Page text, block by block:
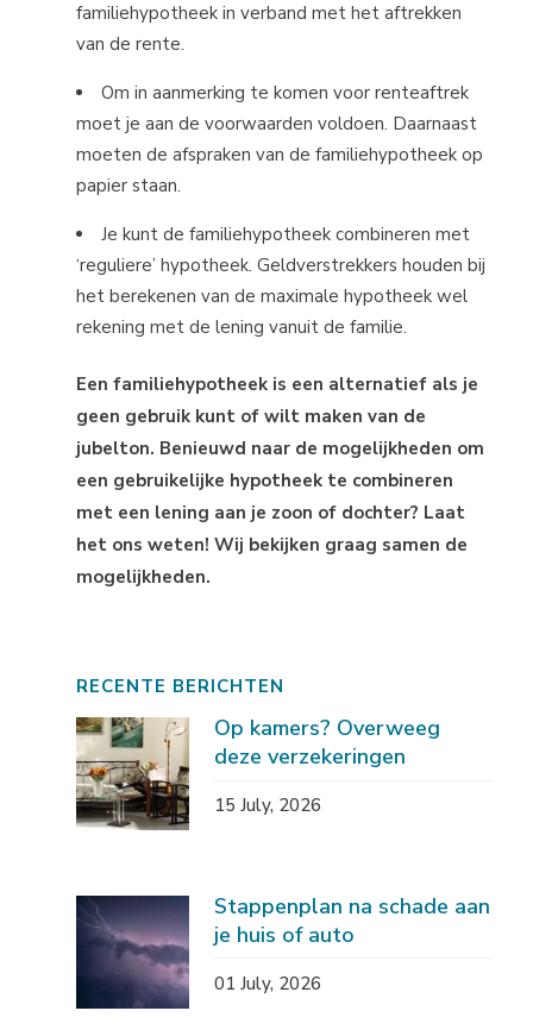
familiehypotheek in verband met het aftrekken
van de rente.
Om in aanmerking te komen voor renteaftrek
moet je aan de voorwaarden voldoen. Daarnaast
moeten de afspraken van de familiehypotheek op
papier staan.
Je kunt de familiehypotheek combineren met
‘reguliere’ hypotheek. Geldverstrekkers houden bij
het berekenen van de maximale hypotheek wel
rekening met de lening vanuit de familie.
Een familiehypotheek is een alternatief als je
geen gebruik kunt of wilt maken van de
jubelton. Benieuwd naar de mogelijkheden om
een gebruikelijke hypotheek te combineren
met een lening aan je zoon of dochter? Laat
het ons weten! Wij bekijken graag samen de
mogelijkheden.
RECENTE BERICHTEN
Op kamers? Overweeg
deze verzekeringen
15 July, 2026
Stappenplan na schade aan
je huis of auto
01 July, 2026